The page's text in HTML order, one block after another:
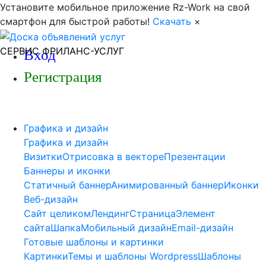
Установите мобильное приложение Rz-Work на свой
смартфон для быстрой работы! Скачать ×
СЕРВИС ФРИЛАНС-УСЛУГ
Вход
Регистрация
Графика и дизайн
Графика и дизайн
ВизиткиОтрисовка в вектореПрезентации
Баннеры и иконки
Статичный баннерАнимированный баннерИконки
Веб-дизайн
Сайт целикомЛендингСтраницаЭлемент
сайтаШапкаМобильный дизайнEmail-дизайн
Готовые шаблоны и картинки
КартинкиТемы и шаблоны WordpressШаблоны